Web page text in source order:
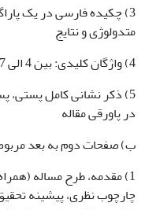
متدولوژی و نتایج
4) واژگان کلیدی: بین 4 الی 7 کلمه
5) ذکر نشانی کامل
در پاورقی مقاله
ب) صفحات دوم به بعد
1) مقدمه، طرح مساله
چارچوب نظری‌، پیشینه